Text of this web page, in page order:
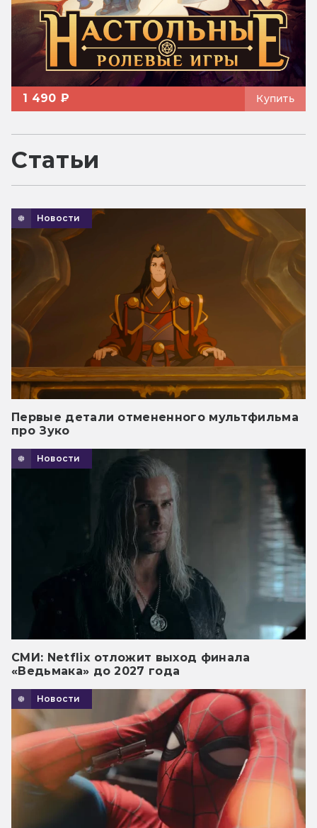
1 490 ₽ Купить
Статьи
Новости
Первые детали отмененного мультфильма
про Зуко
Новости
СМИ: Netflix отложит выход финала
«Ведьмака» до 2027 года
Новости